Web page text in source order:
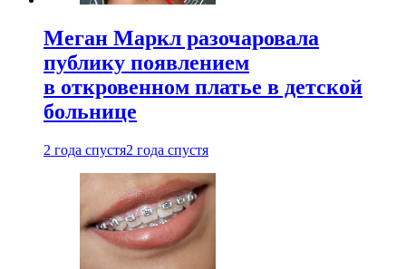
Меган Маркл разочаровала
публику появлением
в откровенном платье в детской
больнице
2 года спустя2 года спустя